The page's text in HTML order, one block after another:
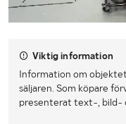
Viktig information
Information om
säljaren. Som köpare
presenterat text-, bild-